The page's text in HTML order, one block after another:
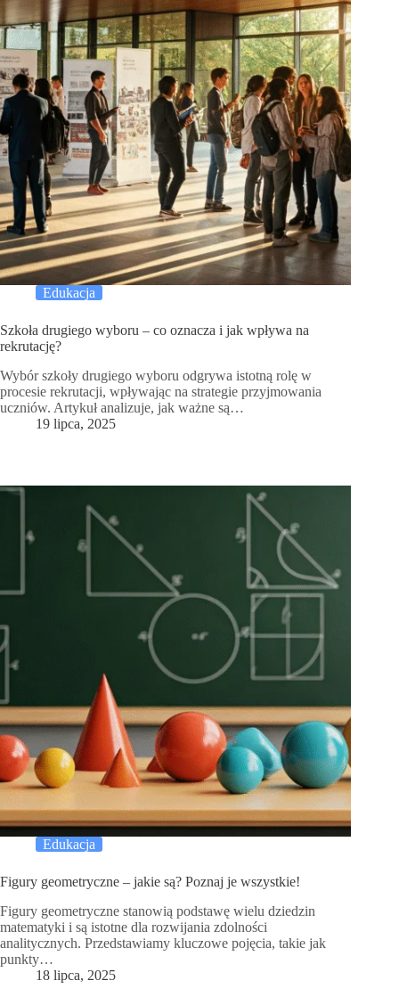
Edukacja
Szkoła drugiego wyboru – co oznacza i jak wpływa na
rekrutację?
Wybór szkoły drugiego wyboru odgrywa istotną rolę w
procesie rekrutacji, wpływając na strategie przyjmowania
uczniów. Artykuł analizuje, jak ważne są…
19 lipca, 2025
Edukacja
Figury geometryczne – jakie są? Poznaj je wszystkie!
Figury geometryczne stanowią podstawę wielu dziedzin
matematyki i są istotne dla rozwijania zdolności
analitycznych. Przedstawiamy kluczowe pojęcia, takie jak
punkty…
18 lipca, 2025